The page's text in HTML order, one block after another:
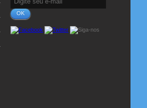
OK